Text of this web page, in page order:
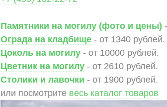
Памятники на могилу (фото и цены)
Ограда на кладбище - от 1340 рублей.
Цоколь на могилу - от 10000 рублей.
Цветник на могилу - от 2610 рублей.
Столики и лавочки - от 1900 рублей.
или посмотрите весь каталог товаров